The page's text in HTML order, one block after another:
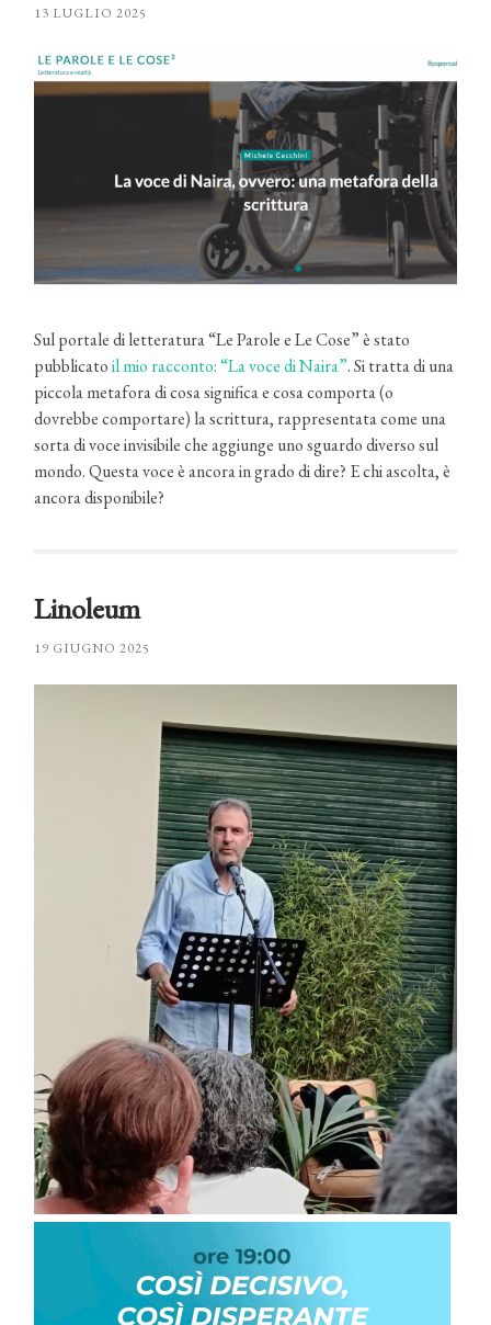
13 LUGLIO 2025
Sul portale di letteratura “Le Parole e Le Cose” è stato
pubblicatoil mio racconto: “La voce di Naira”. Si tratta di una
piccola metafora di cosa significa e cosa comporta (o
dovrebbe comportare) la scrittura, rappresentata come una
sorta di voce invisibile che aggiunge uno sguardo diverso sul
mondo. Questa voce è ancora in grado di dire? E chi ascolta, è
ancora disponibile?
Linoleum
19 GIUGNO 2025